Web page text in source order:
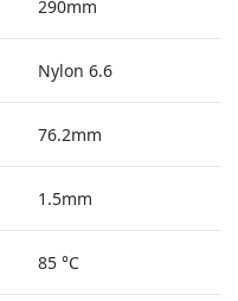
290mm
Nylon 6.6
76.2mm
1.5mm
85 °C